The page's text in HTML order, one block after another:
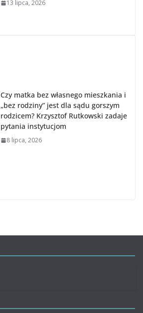
13 lipca, 2026
Czy matka bez własnego mieszkania i
„bez rodziny” jest dla sądu gorszym
rodzicem? Krzysztof Rutkowski zadaje
pytania instytucjom
8 lipca, 2026